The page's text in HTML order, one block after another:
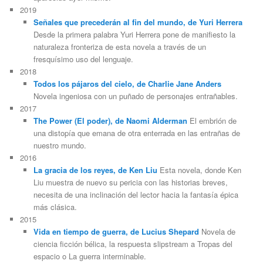
2019
Señales que precederán al fin del mundo, de Yuri Herrera
Desde la primera palabra Yuri Herrera pone de manifiesto la
naturaleza fronteriza de esta novela a través de un
fresquísimo uso del lenguaje.
2018
Todos los pájaros del cielo, de Charlie Jane Anders
Novela ingeniosa con un puñado de personajes entrañables.
2017
The Power (El poder), de Naomi Alderman El embrión de
una distopía que emana de otra enterrada en las entrañas de
nuestro mundo.
2016
La gracia de los reyes, de Ken Liu Esta novela, donde Ken
Liu muestra de nuevo su pericia con las historias breves,
necesita de una inclinación del lector hacia la fantasía épica
más clásica.
2015
Vida en tiempo de guerra, de Lucius Shepard Novela de
ciencia ficción bélica, la respuesta slipstream a Tropas del
espacio o La guerra interminable.